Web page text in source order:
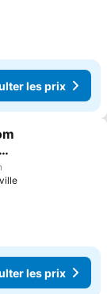
les prix
favoris
les prix